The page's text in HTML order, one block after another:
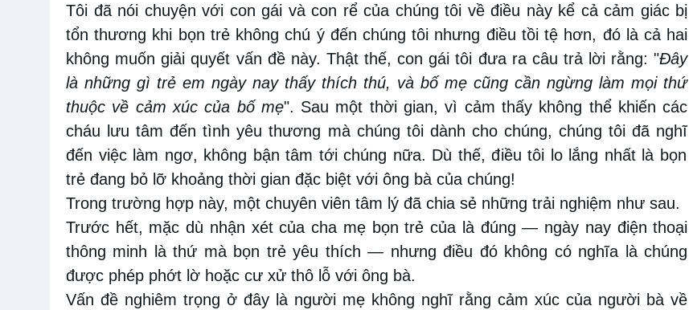
Tôi đã nói chuyện với con gái và con rể của chúng tôi về điều nàykể cảcảm giác bị
tổn thương khi bọn trẻ không chú ý đến chúng tôi nhưng điều tồi tệ hơn, đó làcả hai
không muốn giải quyết vấn đề này. Thậtthế,con gái tôi đưara câu trả lời rằng: "Đây
là những gì trẻ em ngày nay thấy thích thú, và bố mẹ cũng cầnngừng làm mọi thứ
thuộc về cảm xúc của bốmẹ". Sau một thời gian, vì cảm thấy không thể khiến các
cháu lưu tâm đến tình yêu thương mà chúng tôi dành cho chúng,chúng tôi đã nghĩ
đến việc làm ngơ, không bận tâm tới chúng nữa. Dù thế, điều tôi lo lắng nhất là bọn
trẻ đang bỏ lỡ khoảng thời gian đặc biệt với ông bà của chúng!
Trong trường hợp này, một chuyên viên tâm lý đã chia sẻ những trải nghiệm như sau.
Trước hết, mặc dù nhận xét của cha mẹ bọn trẻcủa là đúng — ngày nay điện thoại
thông minh là thứ mà bọn trẻ yêu thích — nhưng điều đó không có nghĩa là chúng
được phép phớt lờ hoặc cư xử thô lỗ với ông bà.
Vấn đề nghiêm trọng ở đây là người mẹ không nghĩ rằng cảm xúc của người bà về